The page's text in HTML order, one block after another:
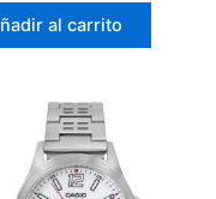
al carrito